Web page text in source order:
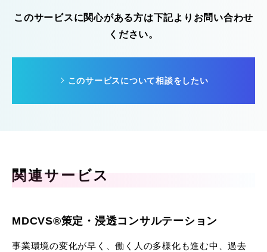
このサービスに関心がある方は下記よりお問い合わせ
ください。
このサービスについて相談をしたい
関連サービス
MDCVS®策定・浸透コンサルテーション
事業環境の変化が早く、働く人の多様化も進む中、過去